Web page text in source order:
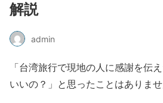
解説
admin
「台湾旅行で現地の人に感謝を伝
いいの？」と思ったことはありま